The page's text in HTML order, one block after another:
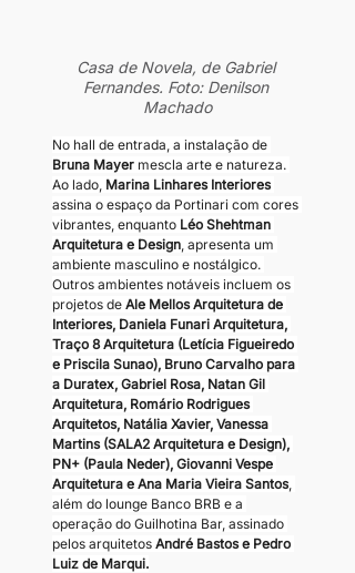
Casa de Novela, de Gabriel
Fernandes. Foto: Denilson
Machado
No hall de entrada, a instalação de
Bruna Mayer mescla arte e natureza.
Ao lado, Marina Linhares Interiores
assina o espaço da Portinari com cores
vibrantes, enquanto Léo Shehtman
Arquitetura e Design , apresenta um
ambiente masculino e nostálgico.
Outros ambientes notáveis incluem os
projetos de Ale Mellos Arquitetura de
Interiores, Daniela Funari Arquitetura,
Traço 8 Arquitetura (Letícia Figueiredo
e Priscila Sunao), Bruno Carvalho para
a Duratex, Gabriel Rosa, Natan Gil
Arquitetura, Romário Rodrigues
Arquitetos, Natália Xavier, Vanessa
Martins (SALA2 Arquitetura e Design),
PN+ (Paula Neder), Giovanni Vespe
Arquitetura e Ana Maria Vieira Santos
além do lounge Banco BRB e a
operação do Guilhotina Bar, assinado
pelos arquitetos André Bastos e Pedro
Luiz de Marqui.